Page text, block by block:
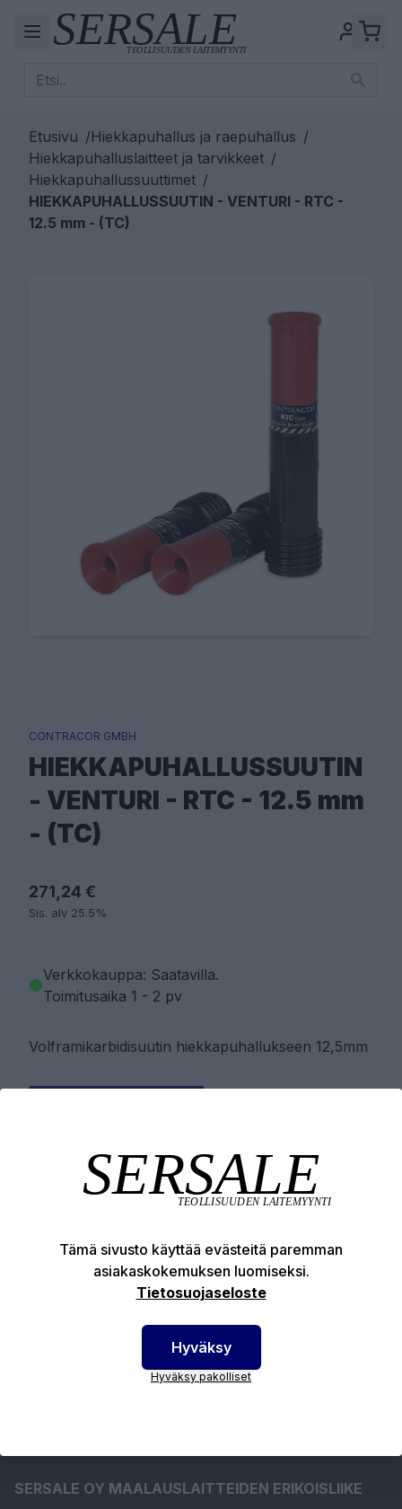
Etusivu /Hiekkapuhallus ja raepuhallus /
Hiekkapuhalluslaitteet ja tarvikkeet /
Hiekkapuhallussuuttimet /
HIEKKAPUHALLUSSUUTIN - VENTURI - RTC -
12.5 mm - (TC)
CONTRACOR GMBH
HIEKKAPUHALLUSSUUTIN
- VENTURI - RTC - 12.5 mm
- (TC)
271,24 €
Sis. alv 25.5%
Verkkokauppa: Saatavilla.
Toimitusaika 1 - 2 pv
Volframikarbidisuutin hiekkapuhallukseen 12,5mm
LISÄÄ OSTOSKORIIN
Tuotekuvaus
Tekniset edut
SERSALE OY MAALAUSLAITTEIDEN ERIKOISLIIKE
Tämä sivusto käyttää evästeitä paremman
asiakaskokemuksen luomiseksi.
Tietosuojaseloste
Hyväksy
Hyväksy pakolliset